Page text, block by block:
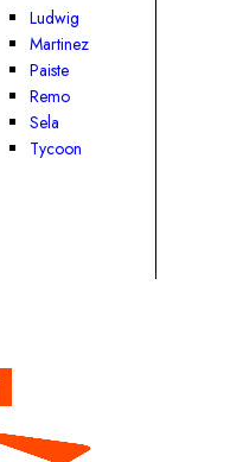
Ludwig
Martinez
Paiste
Remo
Sela
Tycoon